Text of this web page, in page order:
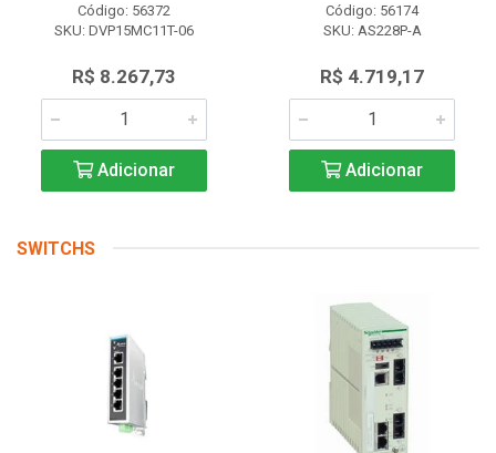
Código: 56372
SKU: DVP15MC11T-06
R$ 8.267,73
Adicionar
Código: 56174
SKU: AS228P-A
R$ 4.719,17
Adicionar
SWITCHS